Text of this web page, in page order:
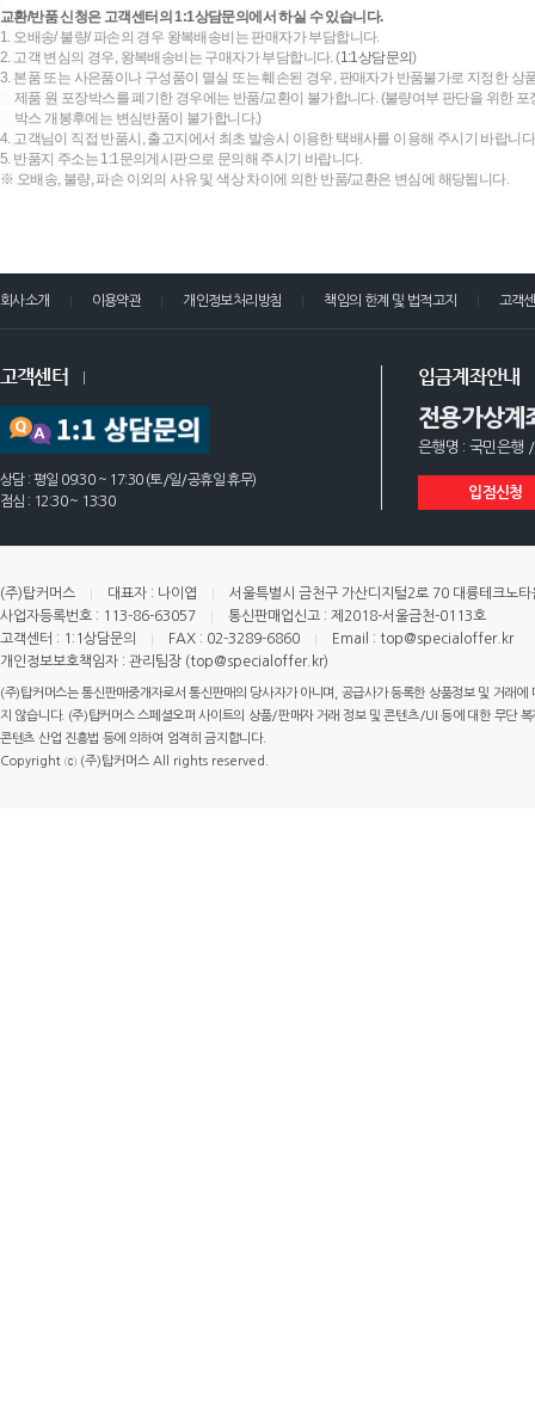
교환/반품 신청은 고객센터의 1:1상담문의에서 하실 수 있습니다.
1. 오배송/ 불량/ 파손의 경우 왕복배송비는 판매자가 부담합니다.
2. 고객 변심의 경우, 왕복배송비는 구매자가 부담합니다. (1:1상담문의)
3. 본품 또는 사은품이나 구성품이 멸실 또는 훼손된 경우, 판매자가 반품불가로 지정한 상
제품 원 포장박스를 폐기한 경우에는 반품/교환이 불가합니다. (불량여부 판단을 위한
박스 개봉후에는 변심반품이 불가합니다.)
4. 고객님이 직접 반품시, 출고지에서 최초 발송시 이용한 택배사를 이용해 주시기 바랍니
5. 반품지 주소는 1:1문의게시판으로 문의해 주시기 바랍니다.
※ 오배송, 불량, 파손 이외의 사유 및 색상 차이에 의한 반품/교환은 변심에 해당됩니다.
회사소개 이용약관 개인정보처리방침 책임의 한계 및 법적고지 고객
고객센터
상담 : 평일 09:30 ~ 17:30 (토/일/공휴일 휴무)
점심 : 12:30 ~ 13:30
입금계좌안내
전용가상계
은행명 : 국민은행
입점신청
(주)탑커머스 대표자 : 나이엽
서울특별시 금천구 가산디지털2로 70 대륭테크노
사업자등록번호 : 113-86-63057
통신판매업신고 : 제2018-서울금천-0113호
고객센터 : 1:1상담문의
FAX : 02-3289-6860
Email : top@specialoffer.kr
개인정보보호책임자 : 관리팀장 (top@specialoffer.kr)
(주)탑커머스는 통신판매중개자로서 통신판매의 당사자가 아니며, 공급사가 등록한 상품정보 및 거래
지 않습니다. (주)탑커머스 스페셜오퍼 사이트의 상품/판매자 거래 정보 및 콘텐츠/UI 등에 대한 무단
콘텐츠 산업 진흥법 등에 의하여 엄격히 금지합니다.
Copyright ⓒ (주)탑커머스 All rights reserved.